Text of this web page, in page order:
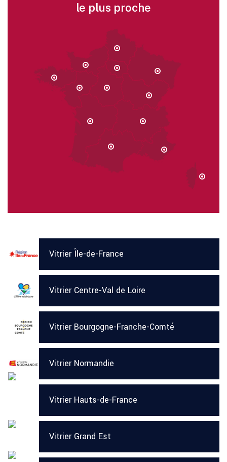
le plus proche
Vitrier Île-de-France
Vitrier Centre-Val de Loire
Vitrier Bourgogne-Franche-Comté
Vitrier Normandie
Vitrier Hauts-de-France
Vitrier Grand Est